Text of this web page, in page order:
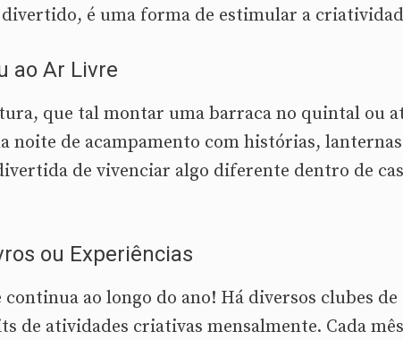
é uma forma de estimular a
ao Ar Livre
que tal montar uma barraca no quintal ou
noite de acampamento com histórias,
de vivenciar algo diferente dentro de
ou Experiências
ao longo do ano! Há diversos clubes de
de atividades criativas mensalmente. Cada